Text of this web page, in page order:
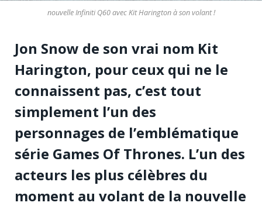
nouvelle Infiniti Q60 avec Kit Harington à son volant !
Jon Snow de son vrai nom Kit
Harington, pour ceux qui ne le
connaissent pas, c’est tout
simplement l’un des
personnages de l’emblématique
série Games Of Thrones. L’un des
acteurs les plus célèbres du
moment au volant de la nouvelle